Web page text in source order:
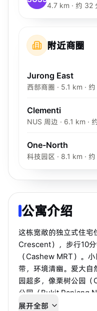
4.7 km · 约 32
附近商圈
Jurong East
西部商圈 · 5.1 km ·
Clementi
NUS 周边 · 6.1 km ·
One-North
科技园区 · 8.1 km ·
公寓介绍
这栋宽敞的独立式住
Crescent），步行10
（Cashew MRT）。
带，环境清幽。爱大
园超多，像栗树公园
公园（Bukit Panjang
园（Hazel Park）、碧
展开全部